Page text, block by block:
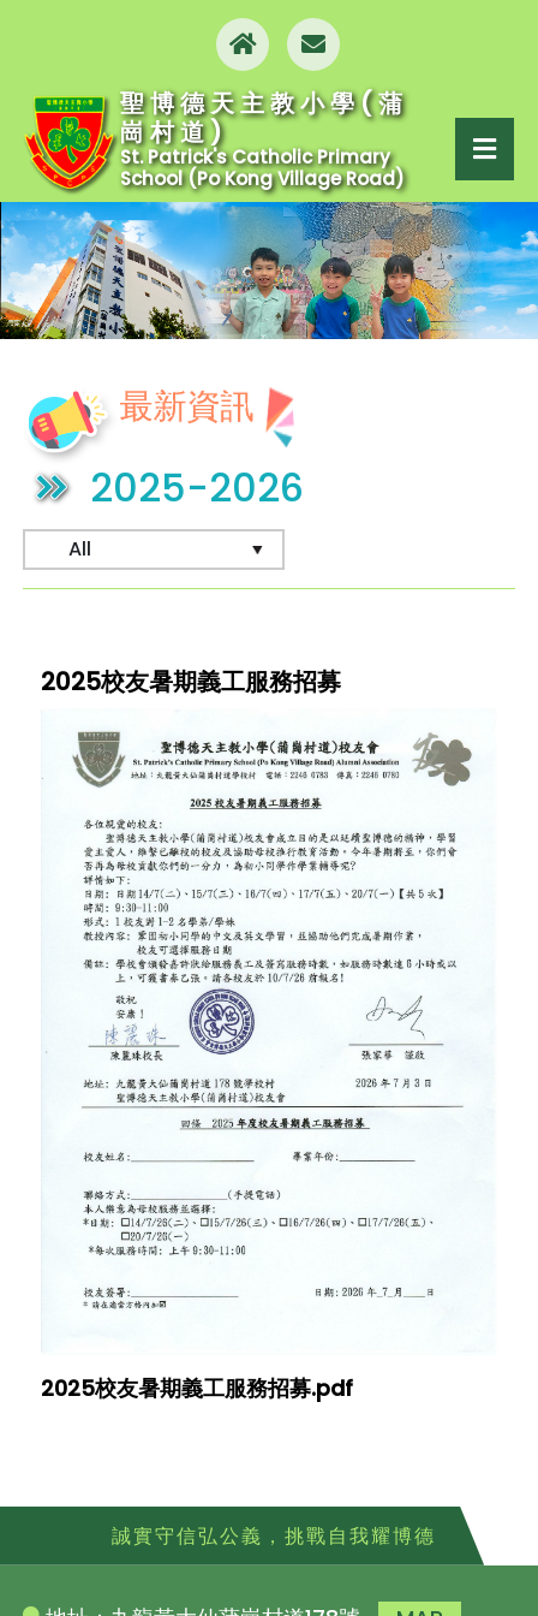
聖博德天主教小學(蒲
崗村道)
St. Patrick's Catholic Primary
School (Po Kong Village Road)
最新資訊
2025-2026
2025校友暑期義工服務招募
2025校友暑期義工服務招募.pdf
誠實守信弘公義，挑戰自我耀博德